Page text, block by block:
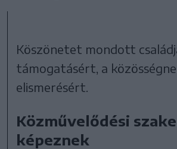
Köszönetet mondott
támogatásért, a
elismerésért.
Közművelődési
képeznek